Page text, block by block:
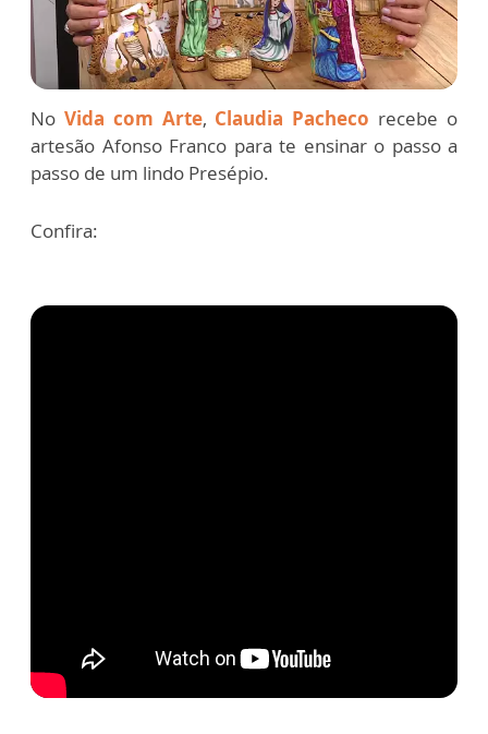
No Vida com Arte, Claudia Pacheco recebe o
artesão Afonso Franco para te ensinar o passo a
passo de um lindo Presépio.
Confira: